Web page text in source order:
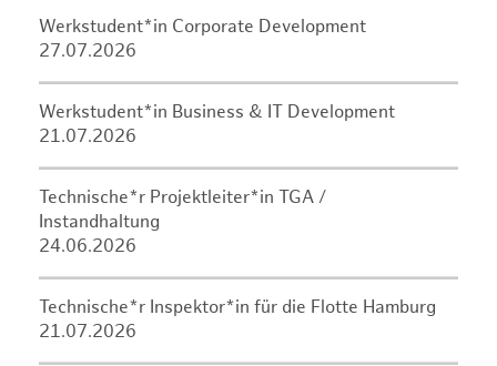
Werkstudent*in Corporate Development
27.07.2026
Werkstudent*in Business & IT Development
21.07.2026
Technische*r Projektleiter*in TGA /
Instandhaltung
24.06.2026
Technische*r Inspektor*in für die Flotte Hamburg
21.07.2026